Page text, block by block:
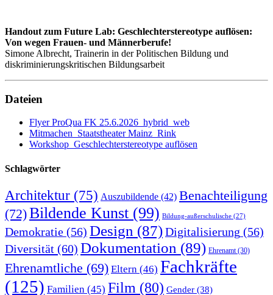
Handout zum Future Lab: Geschlechterstereotype auflösen:
Von wegen Frauen- und Männerberufe!
Simone Albrecht, Trainerin in der Politischen Bildung und
diskriminierungskritischen Bildungsarbeit
Dateien
Flyer ProQua FK 25.6.2026_hybrid_web
Mitmachen_Staatstheater Mainz_Rink
Workshop_Geschlechterstereotype auflösen
Schlagwörter
Architektur (75) Auszubildende (42) Benachteiligung
(72)Bildende Kunst (99) Bildung-außerschulische (27)
Demokratie (56) Design (87)Digitalisierung (56)
Diversität (60) Dokumentation (89) Ehrenamt (30)
Ehrenamtliche (69) Eltern (46) Fachkräfte
(125) Familien (45) Film (80) Gender (38)